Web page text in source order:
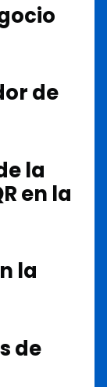
de
la
en la
la
de